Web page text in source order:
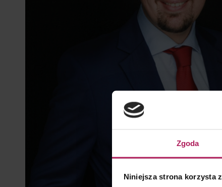
Zgoda
Niniejsza strona korzysta